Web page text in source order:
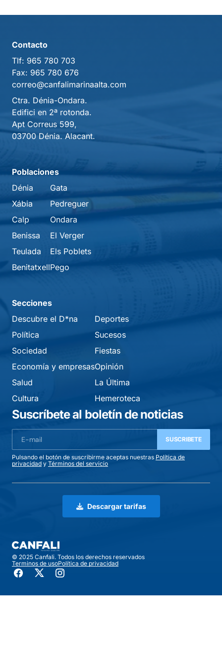
Contacto
Tlf: 965 780 703
Fax: 965 780 676
correo@canfalimarinaalta.com
Ctra. Dénia-Ondara.
Edifici en 2ª rotonda.
Apt Correus 599,
03700 Dénia. Alacant.
Poblaciones
Dénia
Xábia
Calp
Benissa
Teulada
Benitatxell
Gata
Pedreguer
Ondara
El Verger
Els Poblets
Pego
Secciones
Descubre el D*na
Política
Sociedad
Economía y empresas
Salud
Cultura
Deportes
Sucesos
Fiestas
Opinión
La Última
Hemeroteca
Suscríbete al boletín de noticias
SUSCRIBETE
Pulsando el botón de suscribirme aceptas nuestras Política de
privacidad y Términos del servicio
Descargar tarifas
© 2025 Canfali. Todos los derechos reservados
Terminos de usoPolítica de privacidad